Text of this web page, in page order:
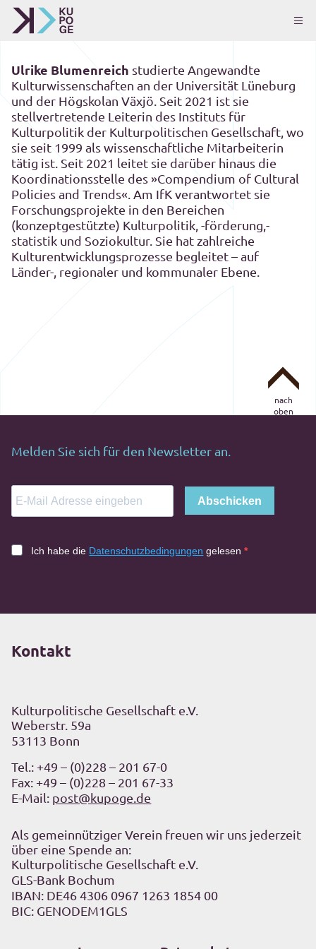
Ulrike Blumenreich studierte Angewandte
Kulturwissenschaften an der Universität Lüneburg
und der Högskolan Växjö. Seit 2021 ist sie
stellvertretende Leiterin des Instituts für
Kulturpolitik der Kulturpolitischen Gesellschaft, wo
sie seit 1999 als wissenschaftliche Mitarbeiterin
tätig ist. Seit 2021 leitet sie darüber hinaus die
Koordinationsstelle des »Compendium of Cultural
Policies and Trends«. Am IfK verantwortet sie
Forschungsprojekte in den Bereichen
(konzeptgestützte) Kulturpolitik, -förderung,-
statistik und Soziokultur. Sie hat zahlreiche
Kulturentwicklungsprozesse begleitet – auf
Länder-, regionaler und kommunaler Ebene.
nach
oben
Melden Sie sich für den Newsletter an.
Abschicken
Ich habe die Datenschutzbedingungen gelesen
Kontakt
Kulturpolitische Gesellschaft e.V.
Weberstr. 59a
53113 Bonn
Tel.: +49 – (0)228 – 201 67-0
Fax: +49 – (0)228 – 201 67-33
E-Mail: post@kupoge.de
Als gemeinnütziger Verein freuen wir uns jederzeit
über eine Spende an:
Kulturpolitische Gesellschaft e.V.
GLS-Bank Bochum
IBAN: DE46 4306 0967 1263 1854 00
BIC: GENODEM1GLS